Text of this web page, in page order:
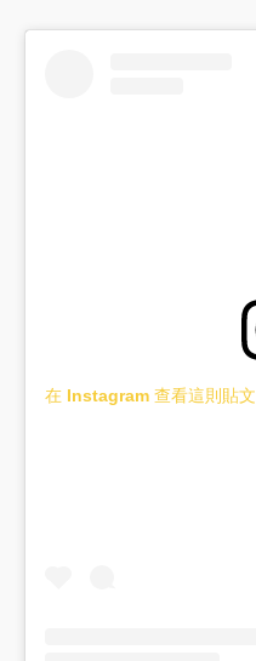
在 Instagram 查看這則貼文